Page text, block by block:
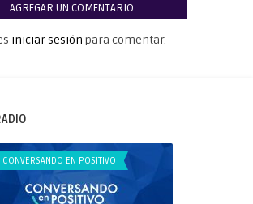
AGREGAR UN COMENTARIO
iniciar sesión para comentar.
CONVERSANDO EN POSITIVO